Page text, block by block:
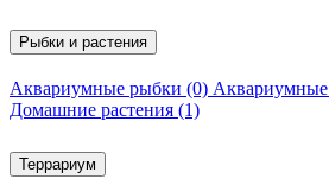
Рыбки и растения
Аквариумные рыбки (0) Аквариумные
Домашние растения (1)
Террариум